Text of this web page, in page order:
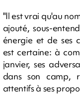
"Il est vrai qu'au
ajouté, sous-
énergie et de ses
est certaine: à
janvier, ses
dans son camp,
attentifs à ses